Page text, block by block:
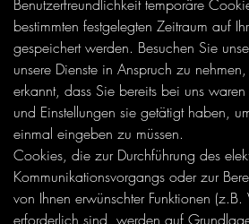
Benutzerfreundlichkeit temporäre
bestimmten festgelegten Zeitraum auf
gespeichert werden. Besuchen Sie
unsere Dienste in Anspruch zu
erkannt, dass Sie bereits bei uns
und Einstellungen sie getätigt haben,
einmal eingeben zu müssen.
Cookies, die zur Durchführung des
Kommunikationsvorgangs oder zur
von Ihnen erwünschter Funktionen
erforderlich sind, werden auf